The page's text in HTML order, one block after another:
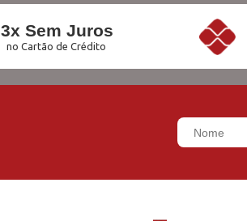
3x Sem Juros
no Cartão de Crédito